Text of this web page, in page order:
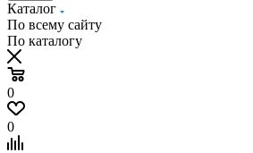
Каталог
По всему сайту
По каталогу
0
0